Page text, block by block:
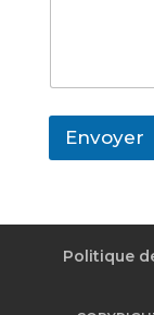
Envoyer
Politique